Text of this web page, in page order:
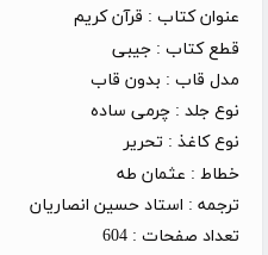
عنوان کتاب : قرآن کریم
قطع کتاب : جیبی
مدل قاب : بدون قاب
نوع جلد : چرمی ساده
نوع کاغذ : تحریر
خطاط : عثمان طه
ترجمه : استاد حسین انصاریان
تعداد صفحات : 604